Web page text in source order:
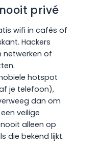
privé
wifi in cafés of
Hackers
netwerken of
hotspot
je telefoon),
dan om
veilige
alleen op
die bekend lijkt.